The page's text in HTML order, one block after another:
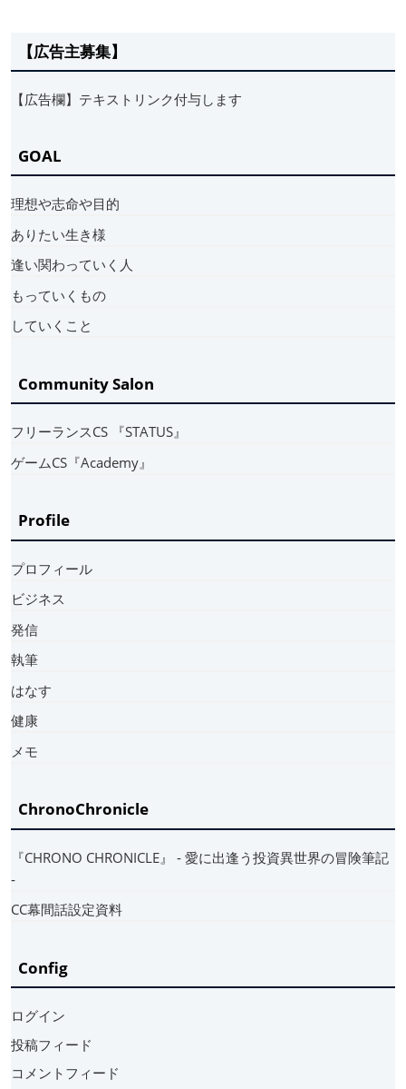
【広告主募集】
【広告欄】テキストリンク付与します
GOAL
理想や志命や目的
ありたい生き様
逢い関わっていく人
もっていくもの
していくこと
Community Salon
フリーランスCS 『STATUS』
ゲームCS『Academy』
Profile
プロフィール
ビジネス
発信
執筆
はなす
健康
メモ
ChronoChronicle
『CHRONO CHRONICLE』 ‐ 愛に出逢う投資異世界の冒険筆記
‐
CC幕間話設定資料
Config
ログイン
投稿フィード
コメントフィード